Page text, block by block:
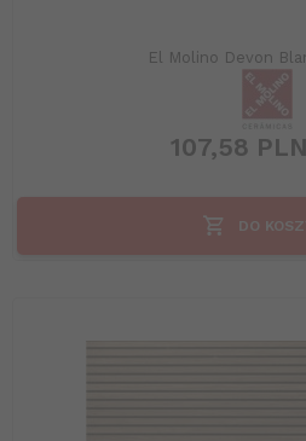
El Molino Devon
107,58 PLN
DO